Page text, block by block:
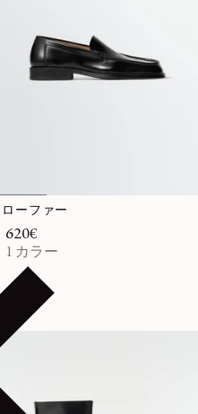
ローファー
通常価格
620€
1 カラー